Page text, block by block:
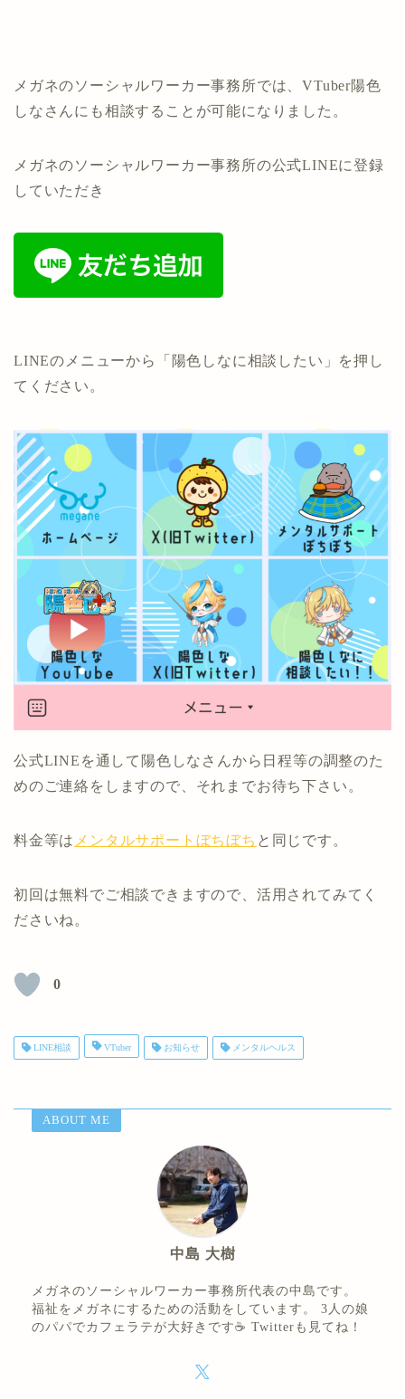
メガネのソーシャルワーカー事務所では、VTuber陽色
しなさんにも相談することが可能になりました。
メガネのソーシャルワーカー事務所の公式LINEに登録
していただき
LINEのメニューから「陽色しなに相談したい」を押し
てください。
公式LINEを通して陽色しなさんから日程等の調整のた
めのご連絡をしますので、それまでお待ち下さい。
料金等は メンタルサポートぼちぼち と同じです。
初回は無料でご相談できますので、活用されてみてく
ださいね。
0
LINE相談 VTuber お知らせ メンタルヘルス
ABOUT ME
中島 大樹
メガネのソーシャルワーカー事務所代表の中島です。
福祉をメガネにするための活動をしています。 3人の娘
のパパでカフェラテが大好きです☕ Twitterも見てね！